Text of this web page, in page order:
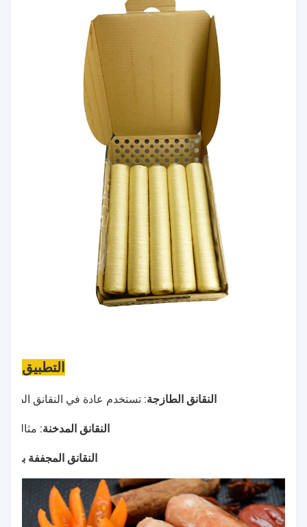
التطبيق
النقانق الطازجة: تستخدم عادة في النقانق
النقانق المدخنة: مثالية
النقانق المجففة